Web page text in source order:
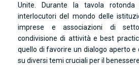
Unite. Durante la tavola
interlocutori del mondo delle
imprese e associazioni di
condivisione di attività e best
quello di favorire un dialogo aperto e
su diversi temi cruciali per il